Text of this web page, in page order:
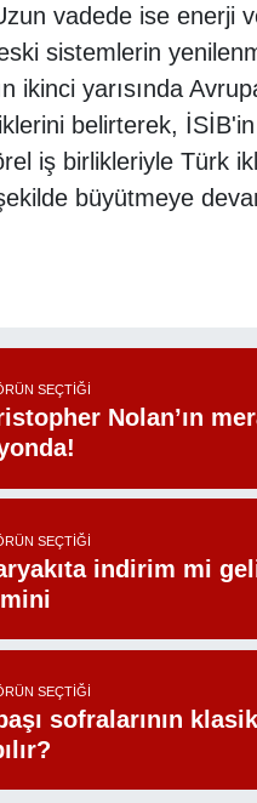
vadede ise enerji
sistemlerin
ikinci yarısında
belirterek, İSİB'in
iş birlikleriyle Türk
büyütmeye
SEÇTIĞI
Nolan’ın
SEÇTIĞI
indirim mi
SEÇTIĞI
sofralarının